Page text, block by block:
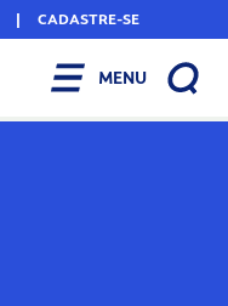
| CADASTRE-SE
MENU